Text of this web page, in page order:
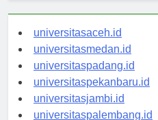
universitasaceh.id
universitasmedan.id
universitaspadang.id
universitaspekanbaru.id
universitasjambi.id